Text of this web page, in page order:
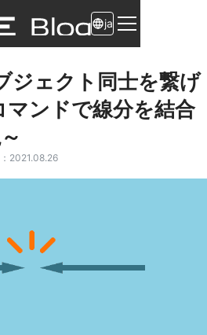
ja
ジェクト同士を繋げ
マンドで線分を結合
： 2021.08.26